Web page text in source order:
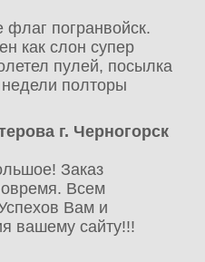
флаг погранвойск.
как слон супер
пулей, посылка
полторы
г. Черногорск
Заказ
Всем
Вам и
вашему сайту!!!